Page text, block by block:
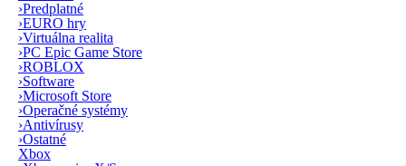
›Predplatné
›EURO hry
›Virtuálna realita
›PC Epic Game Store
›ROBLOX
›Software
›Microsoft Store
›Operačné systémy
›Antivírusy
›Ostatné
Xbox